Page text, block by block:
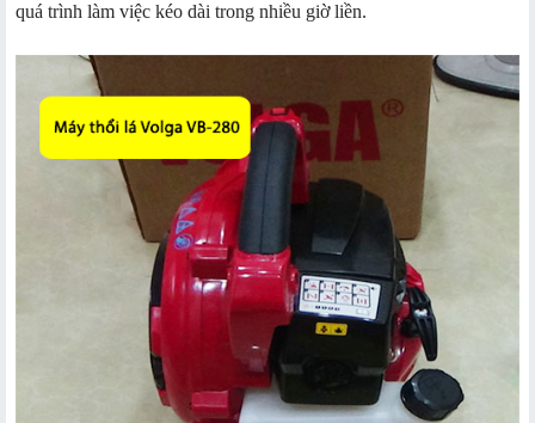
quá trình làm việc kéo dài trong nhiều giờ liền.